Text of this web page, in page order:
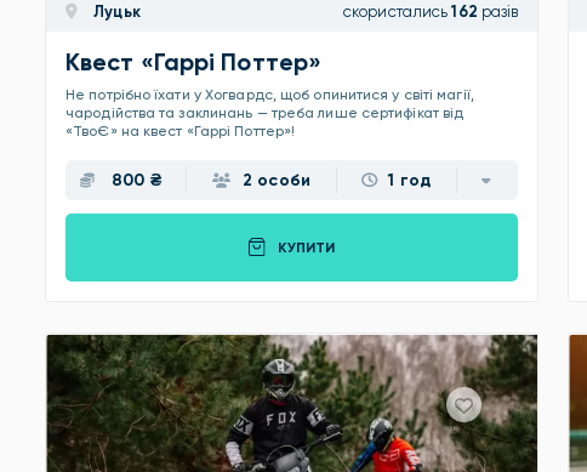
Луцьк скористались 162 разів
Квест «Гаррі Поттер»
Не потрібно їхати у Хогвардс, щоб опинитися у світі магії,
чародійства та заклинань — треба лише сертифікат від
«ТвоЄ» на квест «Гаррі Поттер»!
800 ₴ 2 особи 1 год
КУПИТИ